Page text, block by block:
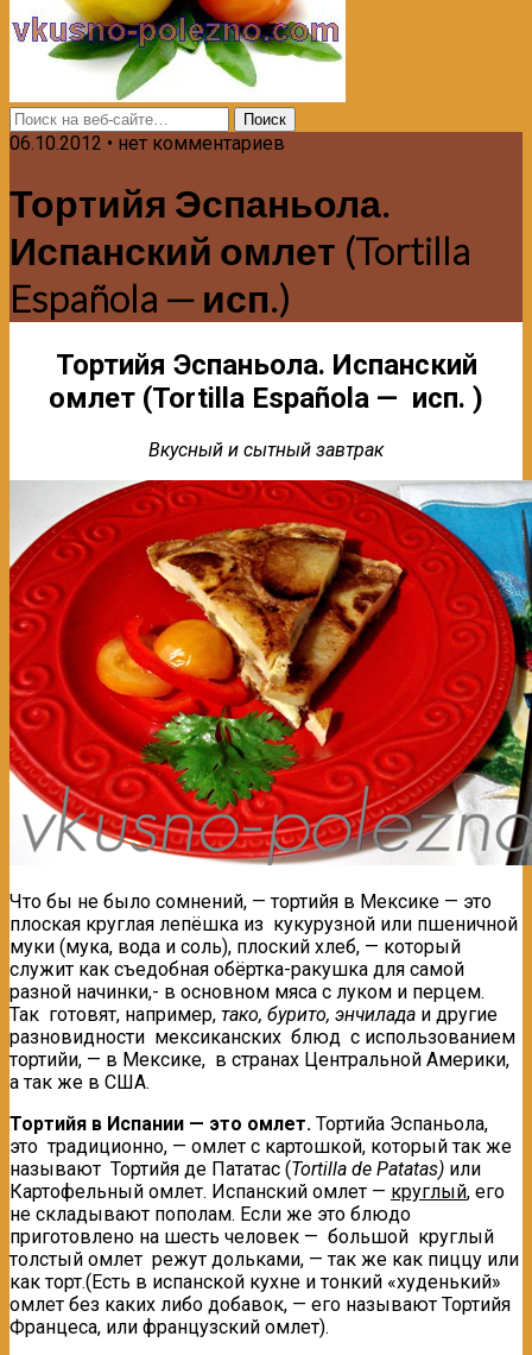
06.10.2012 • нет комментариев
Тортийя Эспаньола.
Испанский омлет (Tortilla
Española — исп.)
Тортийя Эспаньола. Испанский
омлет (Tortilla Española — исп. )
Вкусный и сытный завтрак
Что бы не было сомнений, — тортийя в Мексике — это
плоская круглая лепёшка из кукурузной или пшеничной
муки (мука, вода и соль), плоский хлеб, — который
служит как съедобная обёртка-ракушка для самой
разной начинки,- в основном мяса с луком и перцем.
Так готовят, например, тако, бурито, энчилада и другие
разновидности мексиканских блюд с использованием
тортийи, — в Мексике, в странах Центральной Америки,
а так же в США.
Тортийя в Испании — это омлет. Тортийа Эспаньола,
это традиционно, — омлет с картошкой, который так же
называют Тортийя де Пататас (Tortilla de Patatas) или
Картофельный омлет. Испанский омлет — круглый, его
не складывают пополам. Если же это блюдо
приготовлено на шесть человек — большой круглый
толстый омлет режут дольками, — так же как пиццу или
как торт.(Есть в испанской кухне и тонкий «худенький»
омлет без каких либо добавок, — его называют Тортийя
Францеса, или французский омлет).